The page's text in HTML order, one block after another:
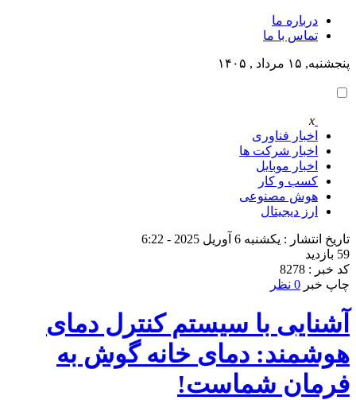
درباره ما
تماس با ما
پنجشنبه, ۱۵ مرداد , ۱۴۰۵
x
اخبار فناوری
اخبار شرکت ها
اخبار موبایل
کسب و کار
هوش مصنوعی
ارز دیجیتال
تاریخ انتشار : یکشنبه 6 آوریل 2025 - 6:22
59 بازدید
کد خبر : 8278
چاپ خبر 0 نظر
آشنایی با سیستم کنترل دمای
هوشمند: دمای خانه گوش به
فرمان شماست!